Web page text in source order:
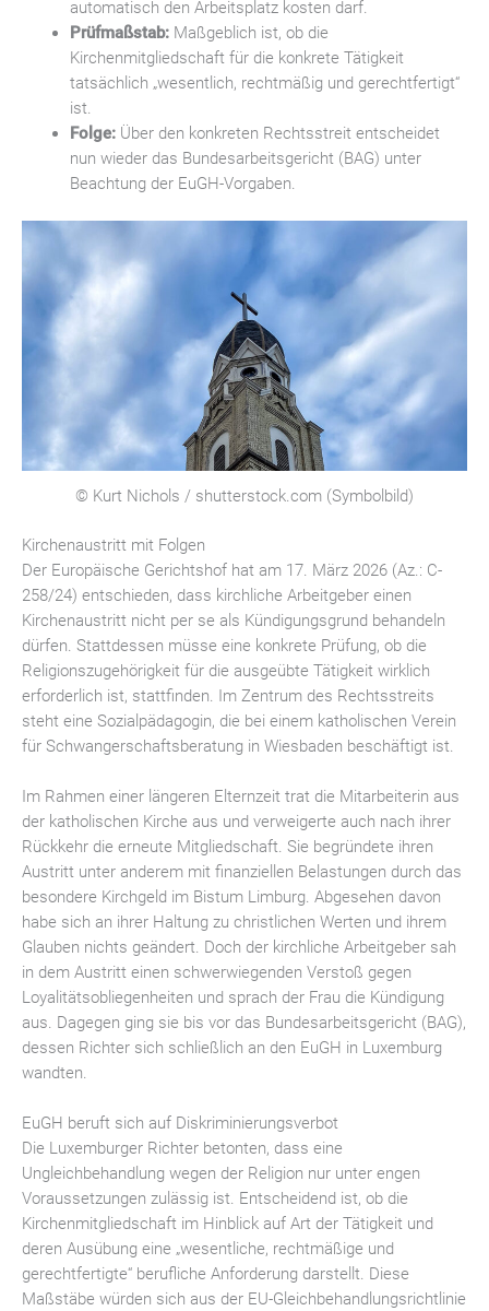
automatisch den Arbeitsplatz kosten darf.
Prüfmaßstab:Maßgeblich ist, ob die
Kirchenmitgliedschaft für die konkrete Tätigkeit
tatsächlich „wesentlich, rechtmäßig und gerechtfertigt“
ist.
Folge:Über den konkreten Rechtsstreit entscheidet
nun wieder das Bundesarbeitsgericht (BAG) unter
Beachtung der EuGH-Vorgaben.
© Kurt Nichols / shutterstock.com (Symbolbild)
Kirchenaustritt mit Folgen
Der Europäische Gerichtshof hat am 17. März 2026 (Az.: C-
258/24) entschieden, dass kirchliche Arbeitgeber einen
Kirchenaustritt nicht per se als Kündigungsgrund behandeln
dürfen. Stattdessen müsse eine konkrete Prüfung, ob die
Religionszugehörigkeit für die ausgeübte Tätigkeit wirklich
erforderlich ist, stattfinden. Im Zentrum des Rechtsstreits
steht eine Sozialpädagogin, die bei einem katholischen Verein
für Schwangerschaftsberatung in Wiesbaden beschäftigt ist.
Im Rahmen einer längeren Elternzeit trat die Mitarbeiterin aus
der katholischen Kirche aus und verweigerte auch nach ihrer
Rückkehr die erneute Mitgliedschaft. Sie begründete ihren
Austritt unter anderem mit finanziellen Belastungen durch das
besondere Kirchgeld im Bistum Limburg. Abgesehen davon
habe sich an ihrer Haltung zu christlichen Werten und ihrem
Glauben nichts geändert. Doch der kirchliche Arbeitgeber sah
in dem Austritt einen schwerwiegenden Verstoß gegen
Loyalitätsobliegenheiten und sprach der Frau die Kündigung
aus. Dagegen ging sie bis vor das Bundesarbeitsgericht (BAG),
dessen Richter sich schließlich an den EuGH in Luxemburg
wandten.
EuGH beruft sich auf Diskriminierungsverbot
Die Luxemburger Richter betonten, dass eine
Ungleichbehandlung wegen der Religion nur unter engen
Voraussetzungen zulässig ist. Entscheidend ist, ob die
Kirchenmitgliedschaft im Hinblick auf Art der Tätigkeit und
deren Ausübung eine „wesentliche, rechtmäßige und
gerechtfertigte“ berufliche Anforderung darstellt. Diese
Maßstäbe würden sich aus der EU-Gleichbehandlungsrichtlinie